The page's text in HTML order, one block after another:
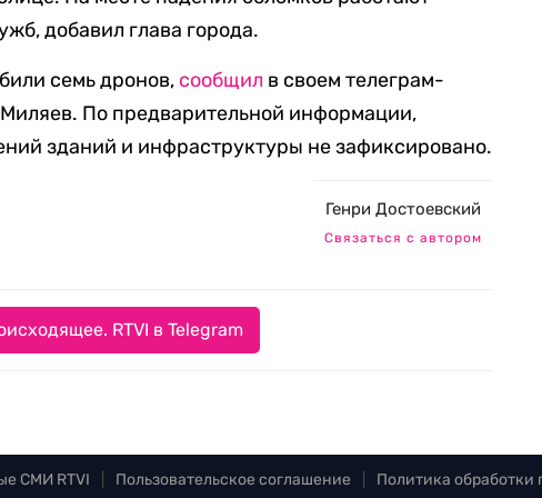
добавил глава города.
семь дронов, сообщил в своем телеграм-
По предварительной информации,
зданий и инфраструктуры не зафиксировано.
Генри Достоевский
Связаться с автором
RTVI в Telegram
СМИ RTVI Пользовательское соглашение Политика